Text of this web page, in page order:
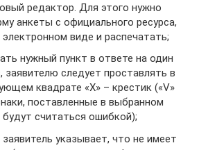
редактор. Для этого нужно
анкеты с официального ресурса,
электронном виде и распечатать;
нужный пункт в ответе на один
заявителю следует проставлять в
квадрате «Х» – крестик («V»
поставленные в выбранном
будут считаться ошибкой);
указывает, что не имеет